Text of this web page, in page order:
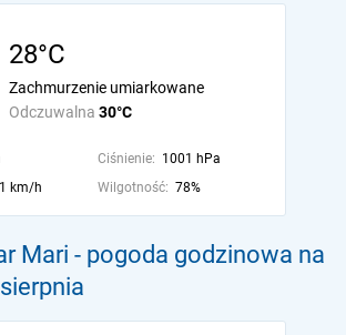
28°C
Odczuwalna 30°C
Zachmurzenie umiarkowane
Ciśnienie: 1001 hPa
km/h Wilgotność: 78%
Mari - pogoda godzinowa na